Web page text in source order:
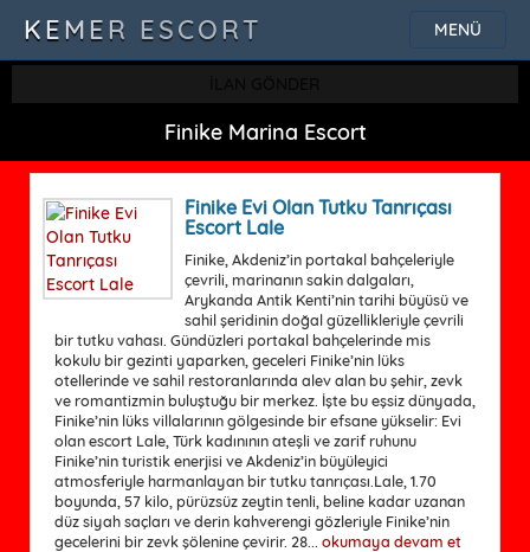
MENÜ
KEMER ESCORT
Finike Marina Escort
Finike Evi Olan Tutku Tanrıçası
Escort Lale
Finike, Akdeniz’in portakal bahçeleriyle
çevrili, marinanın sakin dalgaları,
Arykanda Antik Kenti’nin tarihi büyüsü ve
sahil şeridinin doğal güzellikleriyle çevrili
bir tutku vahası. Gündüzleri portakal bahçelerinde mis
kokulu bir gezinti yaparken, geceleri Finike’nin lüks
otellerinde ve sahil restoranlarında alev alan bu şehir, zevk
ve romantizmin buluştuğu bir merkez. İşte bu eşsiz dünyada,
Finike’nin lüks villalarının gölgesinde bir efsane yükselir: Evi
olan escort Lale, Türk kadınının ateşli ve zarif ruhunu
Finike’nin turistik enerjisi ve Akdeniz’in büyüleyici
atmosferiyle harmanlayan bir tutku tanrıçası.Lale, 1.70
boyunda, 57 kilo, pürüzsüz zeytin tenli, beline kadar uzanan
düz siyah saçları ve derin kahverengi gözleriyle Finike’nin
gecelerini bir zevk şölenine çevirir. 28... okumaya devam et